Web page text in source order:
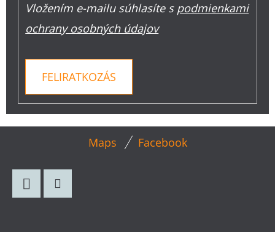
Vložením e-mailu súhlasíte s podmienkami
ochrany osobných údajov
FELIRATKOZÁS
Maps Facebook